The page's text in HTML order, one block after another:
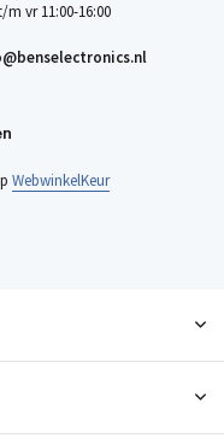
m vr 11:00-16:00
WebwinkelKeur